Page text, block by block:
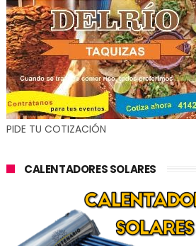
PIDE TU COTIZACIÓN
CALENTADORES SOLARES